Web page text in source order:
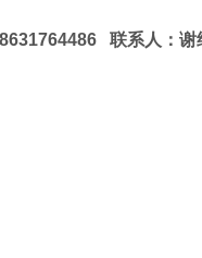
联系人：